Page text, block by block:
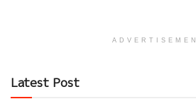
Latest Post